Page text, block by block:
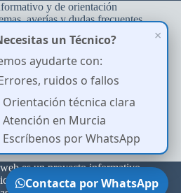
y de orientación
averías y dudas frecuentes
con atención a usuarios de
es ayudar a comprender
y tomar decisiones
es un proyecto informativo
técnico oficial ni estamos
×
un Técnico?
ayudarte con:
Errores, ruidos o fallos
Orientación técnica clara
Atención en Murcia
Escríbenos por WhatsApp
Contacta por WhatsApp